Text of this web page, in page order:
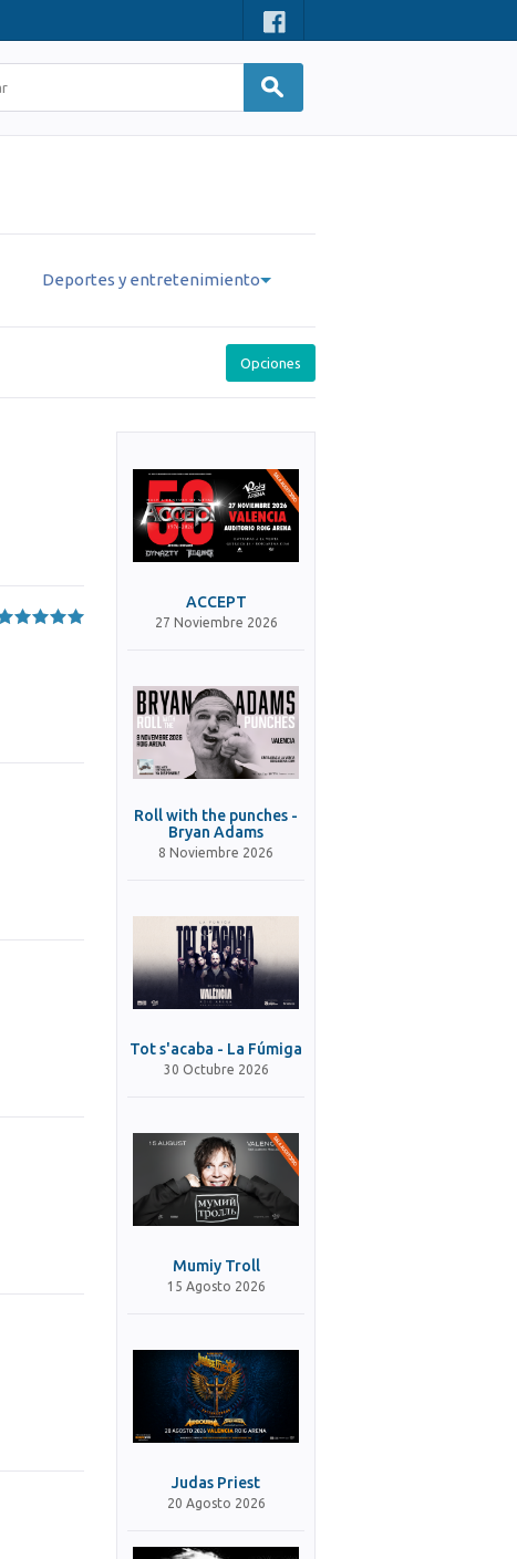
Deportes y entretenimiento
Opciones
ACCEPT
27 Noviembre 2026
Roll with the punches -
Bryan Adams
8 Noviembre 2026
Tot s'acaba - La Fúmiga
30 Octubre 2026
Mumiy Troll
15 Agosto 2026
Judas Priest
20 Agosto 2026